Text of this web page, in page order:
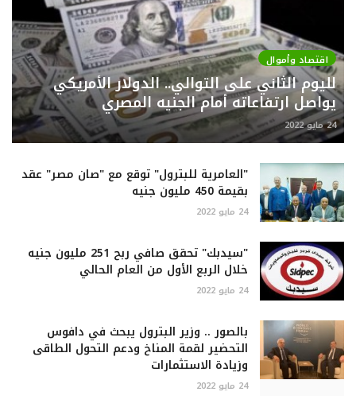
اقتصاد وأموال
لليوم الثاني على التوالي.. الدولار الأمريكي
يواصل ارتفاعاته أمام الجنيه المصري
24 مايو 2022
"العامرية للبترول" توقع مع "صان مصر" عقد
بقيمة 450 مليون جنيه
24 مايو 2022
"سيدبك" تحقق صافي ربح 251 مليون جنيه
خلال الربع الأول من العام الحالي
24 مايو 2022
بالصور .. وزير البترول يبحث في دافوس
التحضير لقمة المناخ ودعم التحول الطاقى
وزيادة الاستثمارات
24 مايو 2022